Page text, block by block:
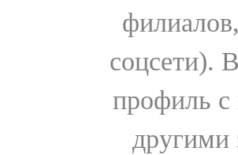
соцсети).
профиль с
другими